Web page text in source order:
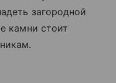
загородной
камни стоит